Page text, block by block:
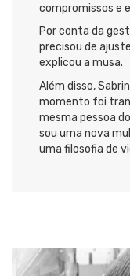
compromissos e
Por conta da
precisou de
explicou a musa.
Além disso,
momento foi
mesma pessoa
sou uma nova
uma filosofia de